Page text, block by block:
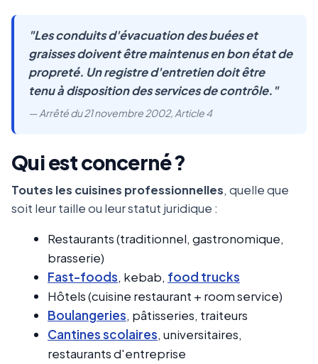
"Les conduits d'évacuation des buées et
graisses doivent être maintenus en bon état de
propreté. Un registre d'entretien doit être
tenu à disposition des services de contrôle."
— Arrêté du 21 novembre 2002, Article 4
Qui est concerné ?
Toutes les cuisines professionnelles, quelle que
soit leur taille ou leur statut juridique :
Restaurants (traditionnel, gastronomique,
brasserie)
Fast-foods, kebab, food trucks
Hôtels (cuisine restaurant + room service)
Boulangeries, pâtisseries, traiteurs
Cantines scolaires, universitaires,
restaurants d'entreprise